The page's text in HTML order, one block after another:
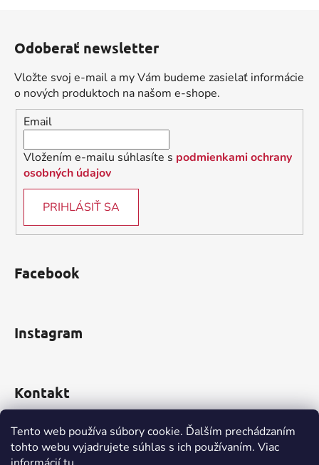
Tento web používa súbory cookie. Ďalším prechádzaním
tohto webu vyjadrujete súhlas s ich používaním. Viac
Odoberať newsletter
Vložte svoj e-mail a my Vám budeme zasielať informácie
o nových produktoch na našom e-shope.
Email
Vložením e-mailu súhlasíte s podmienkami ochrany
osobných údajov
PRIHLÁSIŤ SA
Facebook
Instagram
Kontakt
obchod@incomp.sk